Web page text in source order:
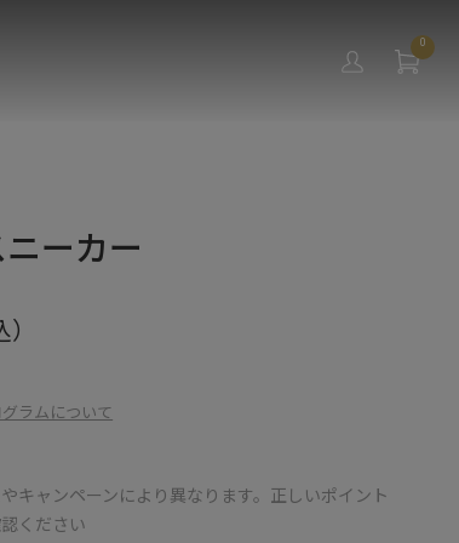
0
ーカー
ラムについて
キャンペーンにより異なります。正しいポイント
ください